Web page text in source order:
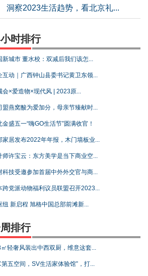
洞察2023生活趋势，看北京礼...
时排行
新城市 董水校：双减后我们该怎...
互动｜广西钟山县委书记黄卫东领...
会×爱造物×现代风 | 2023原...
盟燕窝酸为爱加分，母亲节臻献时...
金盛五一“嗨GO生活节”圆满收官！
家居发布2022年年报，木门墙板业...
师许宝云：东方美学是当下商业空...
科技受邀参加首届中外外交官与商...
跨党派动物福利议员联盟召开2023...
纽 新启程 旭格中国总部前滩新...
排行
轻奢风装出中西双厨，维意这套...
第五空间，SV生活家体验馆”，打...